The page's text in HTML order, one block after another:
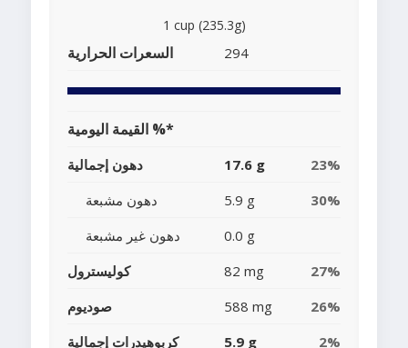
1 cup (235.3g)
السعرات الحرارية 294
القيمة اليومية %*
دهون إجمالية 17.6 g
23%
دهون مشبعة
5.9 g
30%
دهون غير مشبعة
0.0 g
كوليسترول
82 mg
27%
صوديوم
588 mg
26%
كربوهيدرات إجمالية
5.9 g 2%